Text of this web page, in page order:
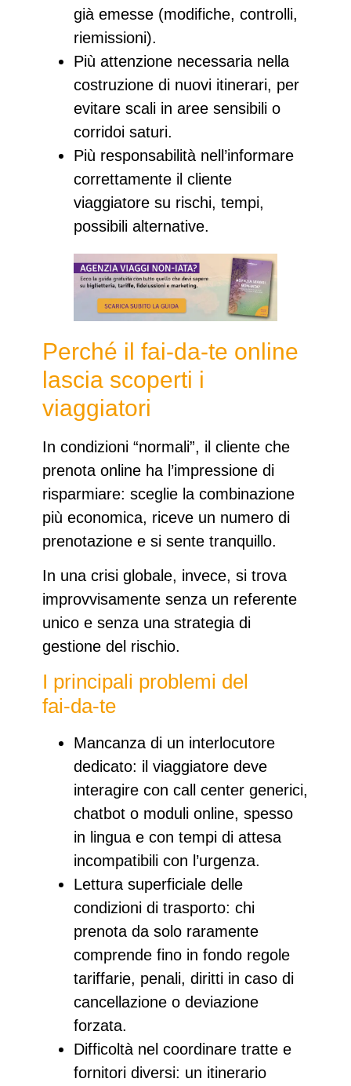
già emesse (modifiche, controlli,
riemissioni).
Più attenzione necessaria nella
costruzione di nuovi itinerari, per
evitare scali in aree sensibili o
corridoi saturi.
Più responsabilità nell’informare
correttamente il cliente
viaggiatore su rischi, tempi,
possibili alternative.​
Perché il fai‑da‑te online
lascia scoperti i
viaggiatori
In condizioni “normali”, il cliente che
prenota online ha l’impressione di
risparmiare: sceglie la combinazione
più economica, riceve un numero di
prenotazione e si sente tranquillo.
In una crisi globale, invece, si trova
improvvisamente senza un referente
unico e senza una strategia di
gestione del rischio.
I principali problemi del
fai‑da‑te
Mancanza di un interlocutore
dedicato: il viaggiatore deve
interagire con call center generici,
chatbot o moduli online, spesso
in lingua e con tempi di attesa
incompatibili con l’urgenza.
Lettura superficiale delle
condizioni di trasporto: chi
prenota da solo raramente
comprende fino in fondo regole
tariffarie, penali, diritti in caso di
cancellazione o deviazione
forzata.​
Difficoltà nel coordinare tratte e
fornitori diversi: un itinerario